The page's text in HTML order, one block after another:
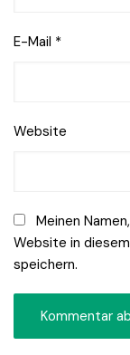
E-Mail *
Website
Meinen
Website in
speichern.